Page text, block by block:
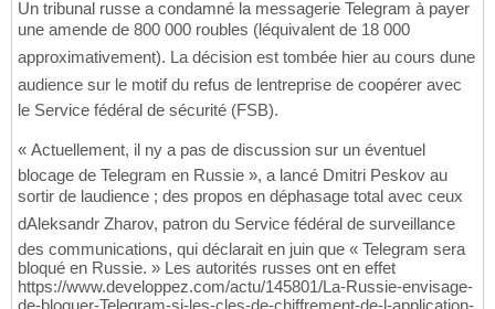
Un tribunal russe a condamné la messagerie Telegram à payer
une amende de 800 000 roubles (léquivalent de 18 000 
approximativement). La décision est tombée hier au cours dune
audience sur le motif du refus de lentreprise de coopérer avec
le Service fédéral de sécurité (FSB).
« Actuellement, il ny a pas de discussion sur un éventuel
blocage de Telegram en Russie », a lancé Dmitri Peskov au
sortir de laudience ; des propos en déphasage total avec ceux
dAleksandr Zharov, patron du Service fédéral de surveillance
des communications, qui déclarait en juin que « Telegram sera
bloqué en Russie. » Les autorités russes ont en effet
https://www.developpez.com/actu/145801/La-Russie-envisage-